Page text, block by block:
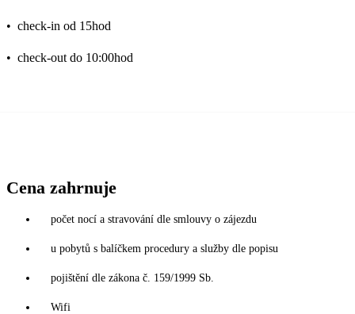
• check-in od 15hod
• check-out do 10:00hod
Cena zahrnuje
počet nocí a stravování dle smlouvy o zájezdu
u pobytů s balíčkem procedury a služby dle popisu
pojištění dle zákona č. 159/1999 Sb.
Wifi